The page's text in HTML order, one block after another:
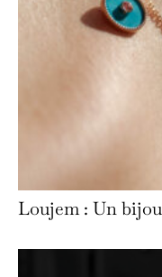
Loujem : Un